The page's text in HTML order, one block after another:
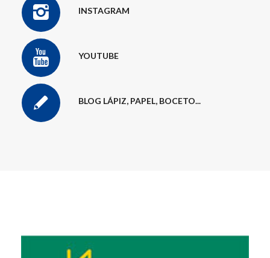
INSTAGRAM
YOUTUBE
BLOG LÁPIZ, PAPEL, BOCETO...